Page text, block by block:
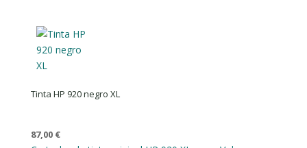
Tinta HP 920 negro XL
87,00 €